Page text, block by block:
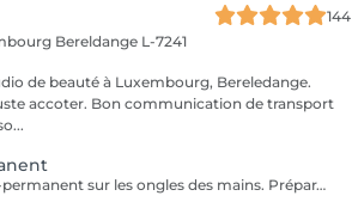
144
Bereldange L-7241
de beauté à Luxembourg, Bereledange.
accoter. Bon communication de transport
Pose de vernis semi-permanent sur les ongles des mains. Préparation délicate de l'ongle afin d'obtenir un résultat soigné et une meilleure tenue. Application du vernis semi-permanent et finition nette pour un rendu durable et brillant. La prestation est réalisée sans dépose : merci de venir sans vernis sur les ongles des mains. Cette prestation n'inclut pas de manucure complète.